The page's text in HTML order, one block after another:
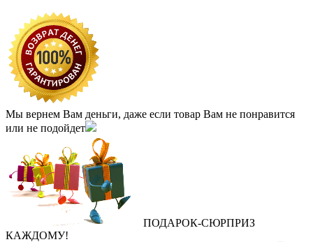
Мы вернем Вам деньги, даже если товар Вам не понравится
или не подойдет
ПОДАРОК‐СЮРПРИЗ
КАЖДОМУ!